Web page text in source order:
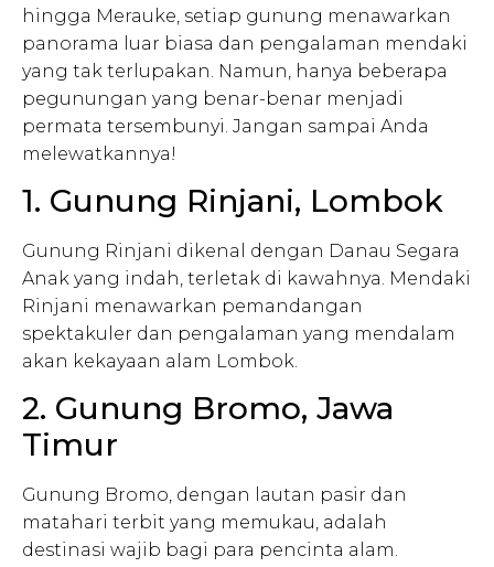
hingga Merauke, setiap gunung menawarkan
panorama luar biasa dan pengalaman mendaki
yang tak terlupakan. Namun, hanya beberapa
pegunungan yang benar-benar menjadi
permata tersembunyi. Jangan sampai Anda
melewatkannya!
1. Gunung Rinjani, Lombok
Gunung Rinjani dikenal dengan Danau Segara
Anak yang indah, terletak di kawahnya. Mendaki
Rinjani menawarkan pemandangan
spektakuler dan pengalaman yang mendalam
akan kekayaan alam Lombok.
2. Gunung Bromo, Jawa
Timur
Gunung Bromo, dengan lautan pasir dan
matahari terbit yang memukau, adalah
destinasi wajib bagi para pencinta alam.